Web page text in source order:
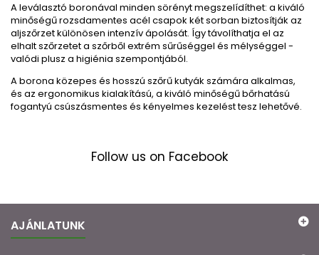
A leválasztó boronával minden sörényt megszelídíthet: a kiváló
minőségű rozsdamentes acél csapok két sorban biztosítják az
aljszőrzet különösen intenzív ápolását. Így távolíthatja el az
elhalt szőrzetet a szőrből extrém sűrűséggel és mélységgel -
valódi plusz a higiénia szempontjából.
A borona közepes és hosszú szőrű kutyák számára alkalmas,
és az ergonomikus kialakítású, a kiváló minőségű bőrhatású
fogantyú csúszásmentes és kényelmes kezelést tesz lehetővé.
Follow us on Facebook
AJÁNLATUNK